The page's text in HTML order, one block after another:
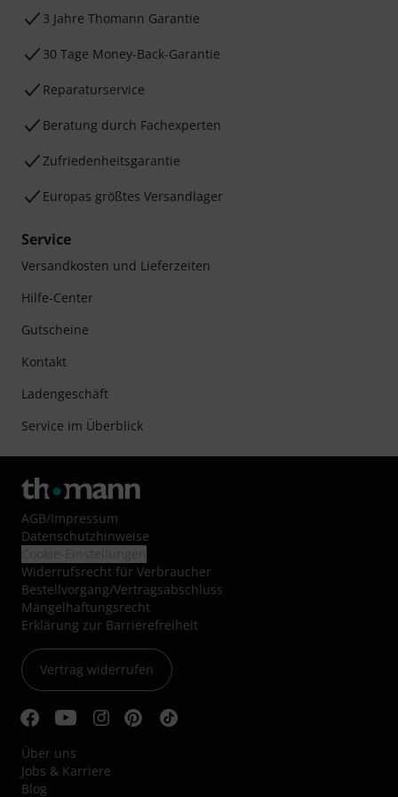
3 Jahre Thomann Garantie
30 Tage Money-Back-Garantie
Reparaturservice
Beratung durch Fachexperten
Zufriedenheitsgarantie
Europas größtes Versandlager
Service
Versandkosten und Lieferzeiten
Hilfe-Center
Gutscheine
Kontakt
Ladengeschäft
Service im Überblick
AGB/Impressum
Datenschutzhinweise
Widerrufsrecht für Verbraucher
Bestellvorgang/Vertragsabschluss
Mängelhaftungsrecht
Erklärung zur Barrierefreiheit
Vertrag widerrufen
Über uns
Jobs & Karriere
Blog